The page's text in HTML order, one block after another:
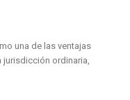
una de las ventajas
jurisdicción ordinaria,